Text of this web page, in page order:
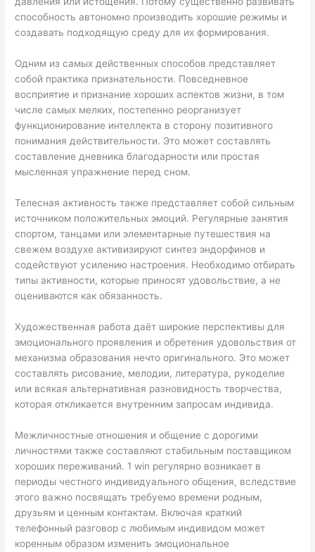
способность автономно производить хорошие режимы и
создавать подходящую среду для их формирования.
Одним из самых действенных способов представляет
собой практика признательности. Повседневное
восприятие и признание хороших аспектов жизни, в том
числе самых мелких, постепенно реорганизует
функционирование интеллекта в сторону позитивного
понимания действительности. Это может составлять
составление дневника благодарности или простая
мысленная упражнение перед сном.
Телесная активность также представляет собой сильным
источником положительных эмоций. Регулярные занятия
спортом, танцами или элементарные путешествия на
свежем воздухе активизируют синтез эндорфинов и
содействуют усилению настроения. Необходимо отбирать
типы активности, которые приносят удовольствие, а не
оцениваются как обязанность.
Художественная работа даёт широкие перспективы для
эмоционального проявления и обретения удовольствия от
механизма образования нечто оригинального. Это может
составлять рисование, мелодии, литература, рукоделие
или всякая альтернативная разновидность творчества,
которая откликается внутренним запросам индивида.
Межличностные отношения и общение с дорогими
личностями также составляют стабильным поставщиком
хороших переживаний. 1 win регулярно возникает в
периоды честного индивидуального общения, вследствие
этого важно посвящать требуемо времени родным,
друзьям и ценным контактам. Включая краткий
телефонный разговор с любимым индивидом может
коренным образом изменить эмоциональное